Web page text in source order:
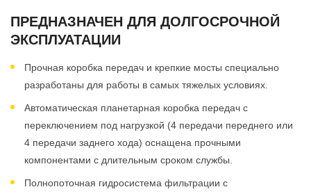
ПРЕДНАЗНАЧЕН ДЛЯ ДОЛГОСРОЧНОЙ
ЭКСПЛУАТАЦИИ
Прочная коробка передач и крепкие мосты специально
разработаны для работы в самых тяжелых условиях.
Автоматическая планетарная коробка передач с
переключением под нагрузкой (4 передачи переднего или
4 передачи заднего хода) оснащена прочными
компонентами с длительным сроком службы.
Полнопоточная гидросистема фильтрации с